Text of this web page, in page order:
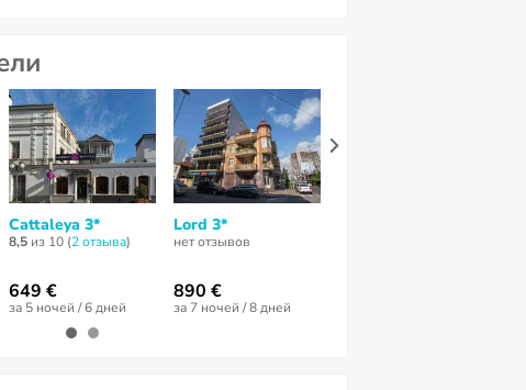
Cattaleya 3*
8,5 из 10 (2 отзывa)
649 €
за 5 ночей / 6 дней
Lord 3*
нет отзывов
890 €
за 7 ночей / 8 дней